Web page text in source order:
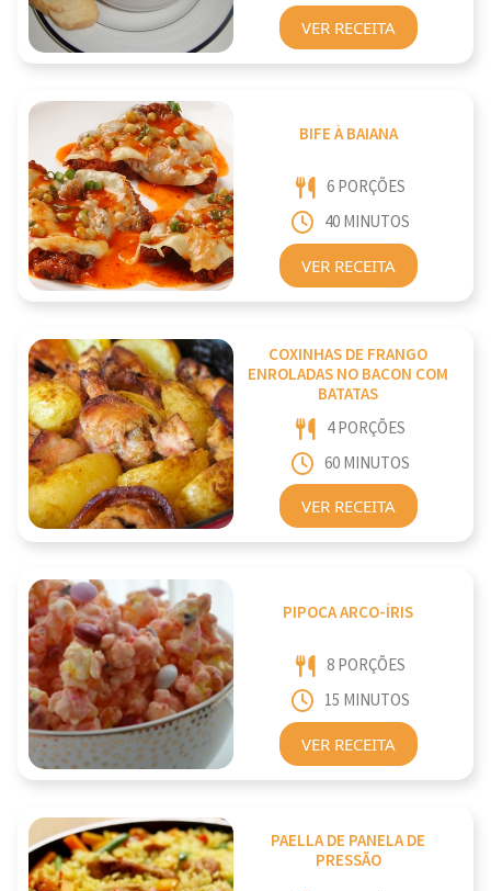
VER RECEITA
BIFE À BAIANA
6 PORÇÕES
40 MINUTOS
VER RECEITA
COXINHAS DE FRANGO
ENROLADAS NO BACON COM
BATATAS
4 PORÇÕES
60 MINUTOS
VER RECEITA
PIPOCA ARCO-ÍRIS
8 PORÇÕES
15 MINUTOS
VER RECEITA
PAELLA DE PANELA DE
PRESSÃO